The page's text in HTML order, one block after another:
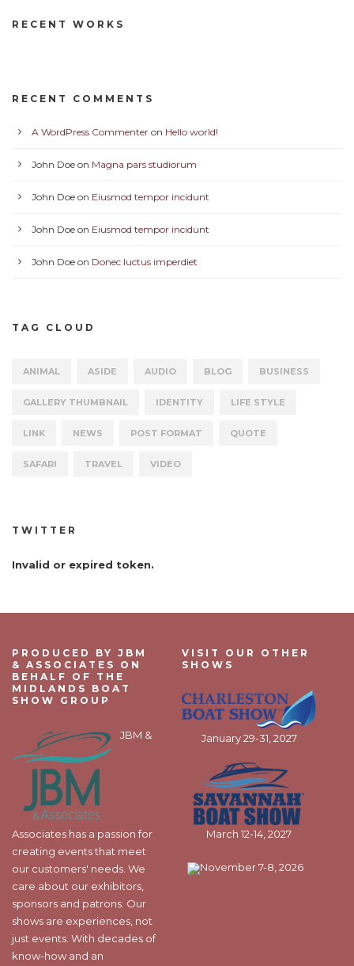
RECENT WORKS
RECENT COMMENTS
A WordPress Commenter on Hello world!
John Doe on Magna pars studiorum
John Doe on Eiusmod tempor incidunt
John Doe on Eiusmod tempor incidunt
John Doe on Donec luctus imperdiet
TAG CLOUD
ANIMAL ASIDE AUDIO BLOG BUSINESS
GALLERY THUMBNAIL IDENTITY LIFE STYLE
LINK NEWS POST FORMAT QUOTE
SAFARI TRAVEL VIDEO
TWITTER
Invalid or expired token.
PRODUCED BY JBM
& ASSOCIATES ON
BEHALF OF THE
MIDLANDS BOAT
SHOW GROUP
JBM &
Associates has a passion for
creating events that meet
our customers' needs. We
care about our exhibitors,
sponsors and patrons. Our
shows are experiences, not
just events. With decades of
know-how and an
VISIT OUR OTHER
SHOWS
January 29-31, 2027
March 12-14, 2027
November 7-8, 2026